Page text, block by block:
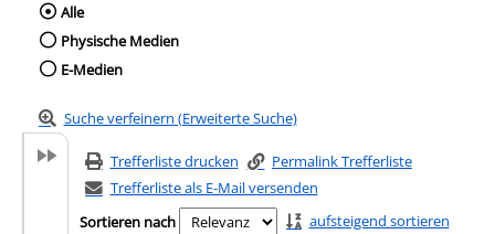
Wählen Sie die Medienart nach der Sie
Alle
Physische Medien
E-Medien
Suche verfeinern (Erweiterte Suche)
Trefferliste drucken
Permalink Trefferliste
Trefferliste als E-Mail versenden
Sortieren nach
aufsteigend sortieren